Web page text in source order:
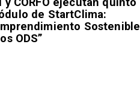
de StartClima:
Sostenible
ODS”